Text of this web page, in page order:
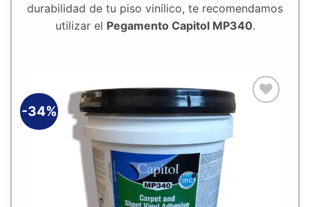
durabilidad de tu piso vinílico, te recomendamos
utilizar el Pegamento Capitol MP340.
-34%